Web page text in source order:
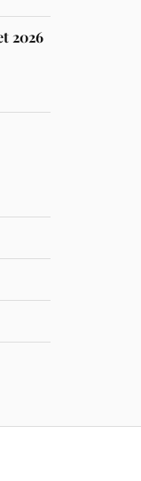
2026